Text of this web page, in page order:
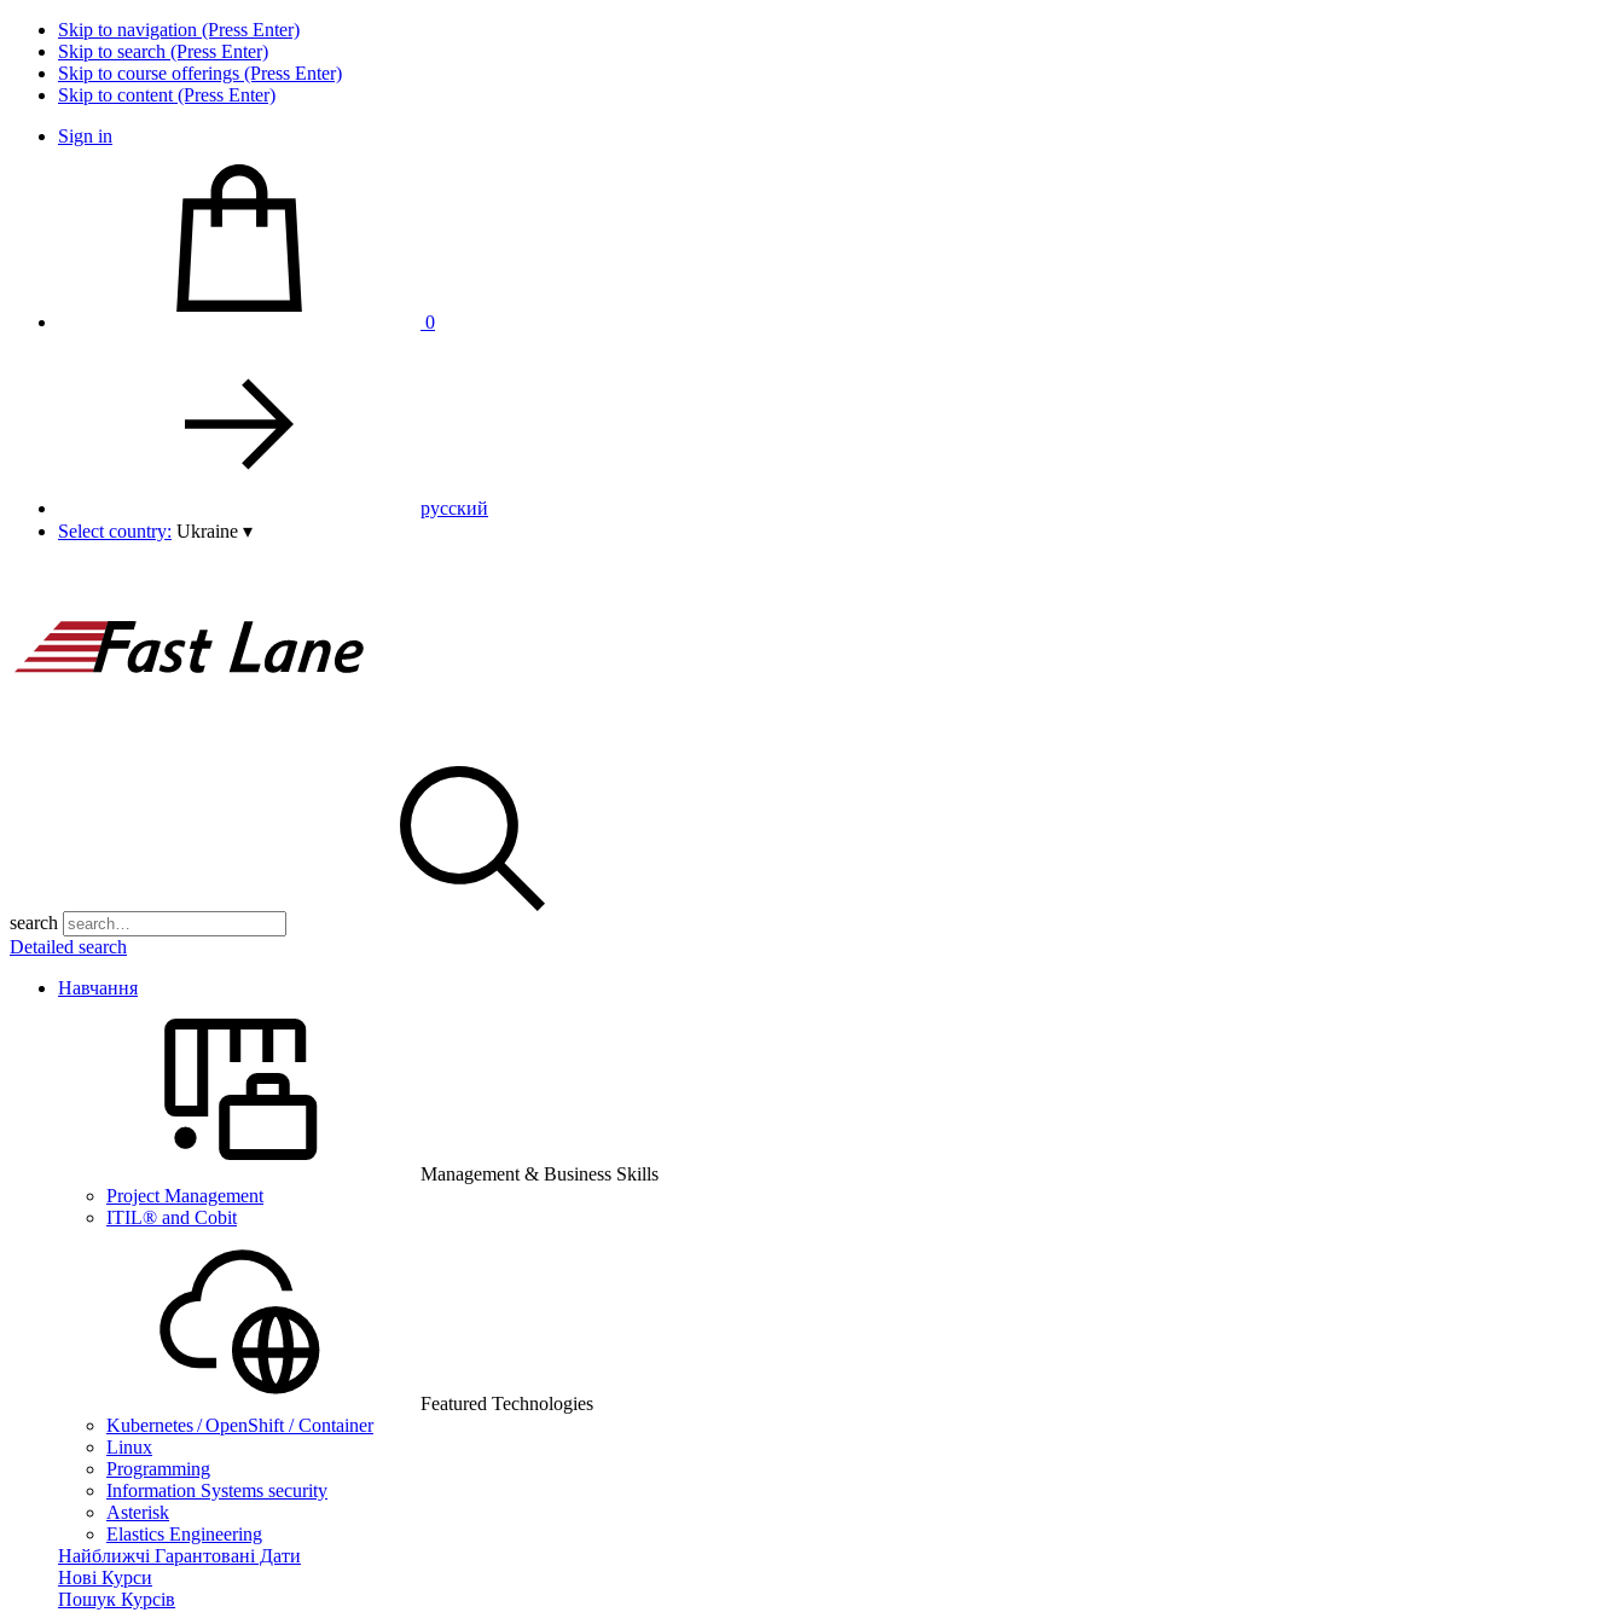
Skip to navigation (Press Enter)
Skip to search (Press Enter)
Skip to course offerings (Press Enter)
Skip to content (Press Enter)
Sign in
0
pусский
Select country: Ukraine ▾
search
Detailed search
Навчання
Management & Business Skills
Project Management
ITIL® and Cobit
Featured Technologies
Kubernetes / OpenShift / Container
Linux
Programming
Information Systems security
Asterisk
Elastics Engineering
Найближчі Гарантовані Дати
Нові Курси
Пошук Курсів